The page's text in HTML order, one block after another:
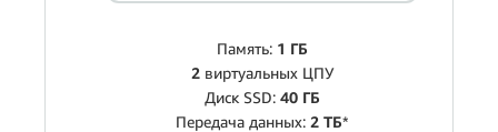
Память: 1 ГБ
2 виртуальных ЦПУ
Диск SSD: 40 ГБ
Передача данных: 2 ТБ*